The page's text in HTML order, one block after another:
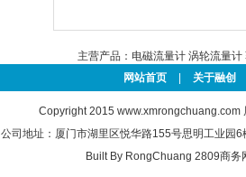
主营产品： 电磁流量计 涡轮流量计
网站首页
关于融创
Copyright 2015 www.xmrongchuang.com
公司地址：厦门市湖里区悦华路155号思明工业园
Built By RongChuang 2809商务